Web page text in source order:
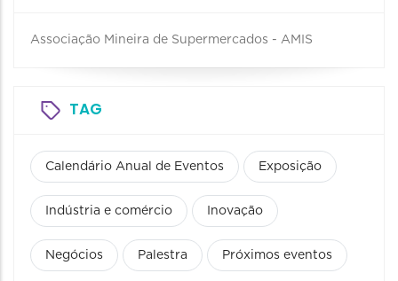
Associação Mineira de Supermercados - AMIS
TAG
Calendário Anual de Eventos Exposição
Indústria e comércio Inovação
Negócios Palestra Próximos eventos